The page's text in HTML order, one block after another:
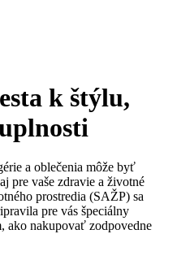
k štýlu,
a oblečenia môže byť
pre vaše zdravie a životné
prostredia (SAŽP) sa
pre vás špeciálny
ako nakupovať zodpovedne